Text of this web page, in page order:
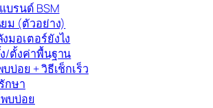
บรนด์ BSM
ม (ตัวอย่าง)
มอเตอร์ยังไง
/ตั้งค่าพื้นฐาน
บ่อย + วิธีเช็กเร็ว
กษา
บบ่อย